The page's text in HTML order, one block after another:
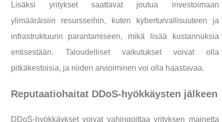
Lisäksi yritykset saattavat joutua investoimaan
ylimääräisiin resursseihin, kuten kyberturvallisuuteen ja
infrastruktuurin parantamiseen, mikä lisää kustannuksia
entisestään. Taloudelliset vaikutukset voivat olla
pitkäkestoisia, ja niiden arvioiminen voi olla haastavaa.
Reputaatiohaitat DDoS-hyökkäysten jälkeen
DDoS-hyökkäykset voivat vahingoittaa yrityksen mainetta